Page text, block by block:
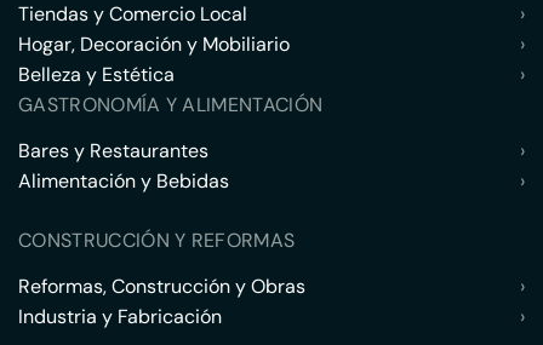
Tiendas y Comercio Local
›
Hogar, Decoración y Mobiliario
›
Belleza y Estética
›
GASTRONOMÍA Y ALIMENTACIÓN
Bares y Restaurantes
›
Alimentación y Bebidas
›
CONSTRUCCIÓN Y REFORMAS
Reformas, Construcción y Obras
›
Industria y Fabricación
›